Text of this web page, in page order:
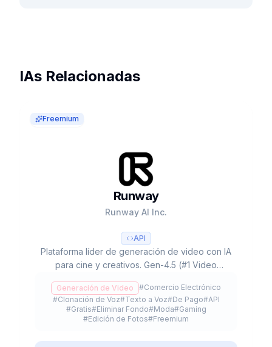
IAs Relacionadas
Freemium
Runway
Runway AI Inc.
API
Plataforma líder de generación de video con IA
para cine y creativos. Gen-4.5 (#1 Video
300K+ clientes y valoración de $3B+.
Generación de Video #Comercio Electrónico
#Clonación de Voz#Texto a Voz#De Pago#API
#Gratis#Eliminar Fondo#Moda#Gaming
#Edición de Fotos#Freemium